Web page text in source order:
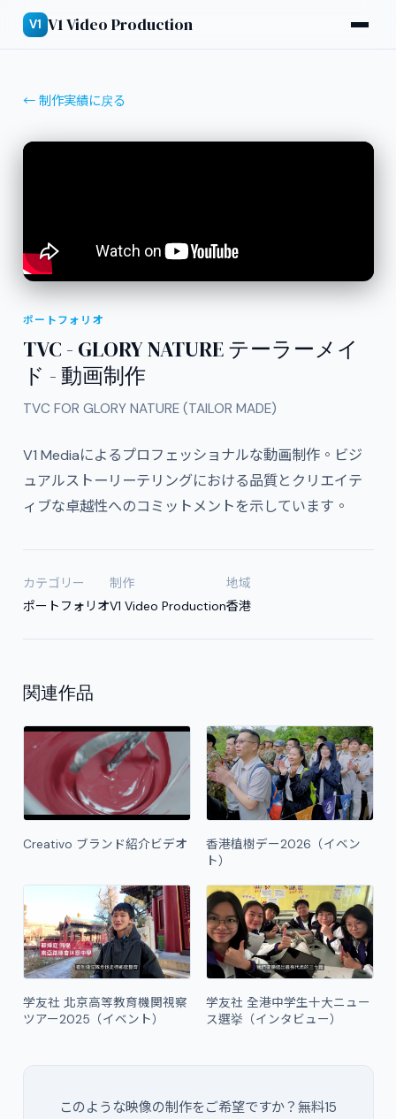
V1 V1 Video Production
← 制作実績に戻る
ポートフォリオ
TVC - GLORY NATURE テーラーメイ
ド - 動画制作
TVC FOR GLORY NATURE (TAILOR MADE)
V1 Mediaによるプロフェッショナルな動画制作。ビジ
ュアルストーリーテリングにおける品質とクリエイテ
ィブな卓越性へのコミットメントを示しています。
カテゴリー
ポートフォリオ
制作
V1 Video Production
地域
香港
関連作品
Creativo ブランド紹介ビデオ
香港植樹デー2026（イベン
ト）
学友社 北京高等教育機関視察
ツアー2025（イベント）
学友社 全港中学生十大ニュー
ス選挙（インタビュー）
このような映像の制作をご希望ですか？無料15